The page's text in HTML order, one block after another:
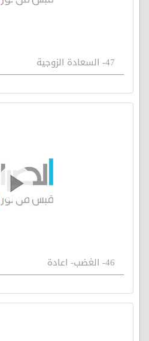
47- السعادة الزوجية
46- الغضب- اعادة